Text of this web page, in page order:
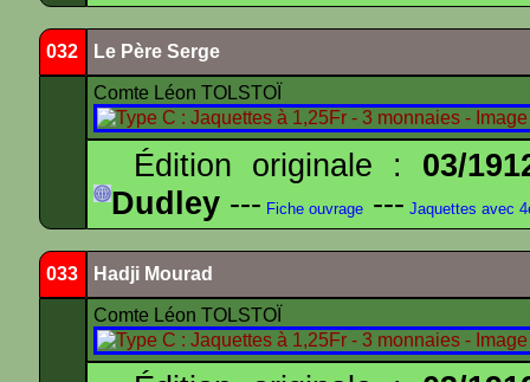
032 Le Père Serge
Comte Léon TOLSTOÏ
Édition originale : 03/
Dudley --- Fiche ouvrage --- Jaquettes avec
033 Hadji Mourad
Comte Léon TOLSTOÏ